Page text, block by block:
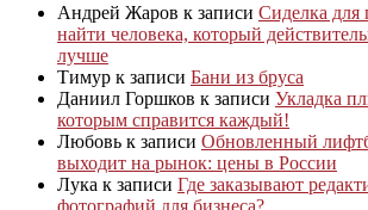
Андрей Жаров к записи Сиделка
найти человека, который
лучше
Тимур к записи Бани из бруса
Даниил Горшков к записи Укладка
которым справится каждый!
Любовь к записи Обновленный
выходит на рынок: цены в России
Лука к записи Где заказывают
фотографий для бизнеса?